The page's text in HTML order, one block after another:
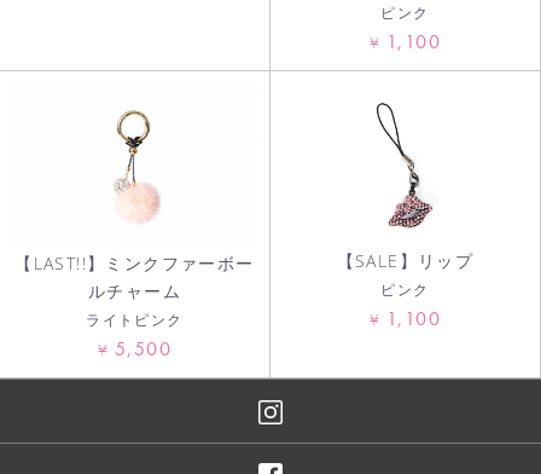
ピンク
¥ 1,100
【LAST!!】ミンクファーボー
ルチャーム
ライトピンク
¥ 5,500
【SALE】リップ
ピンク
¥ 1,100